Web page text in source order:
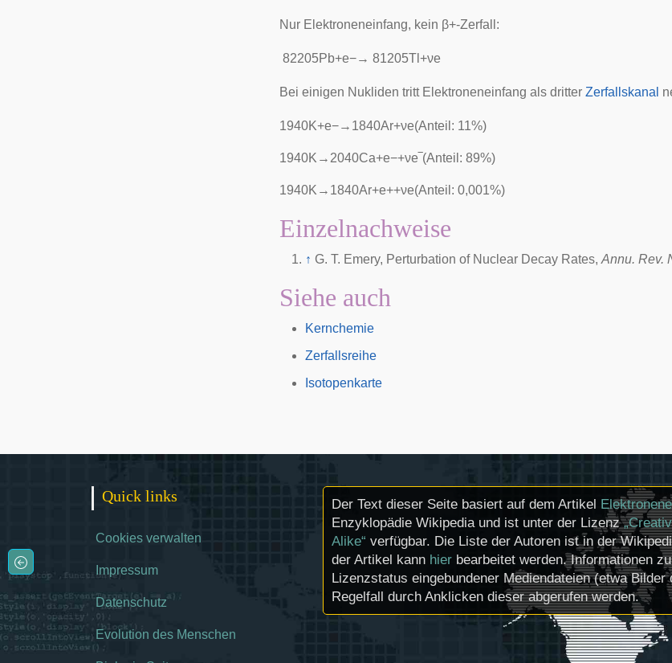
Nur Elektroneneinfang, kein β+-Zerfall:
82205Pb+e−→ 81205T +νe
Bei einigen Nukliden tritt Elektroneneinfang als dritter Zerfallskanal
1940K+e−→ 1840Ar+νe(Antei : 11%)
1940K → 2040Ca+e−+νe (Antei : 89%)
1940K → 1840Ar+e++νe(Antei : 0,001%)
Einzelnachweise
↑ G. T. Emery, Perturbation of Nuclear Decay Rates, Annu. Rev.
Siehe auch
Kernchemie
Zerfallsreihe
Isotopenkarte
Quick links
Cookies verwalten
Impressum
Datenschutz
Evolution des Menschen
Der Text dieser Seite basiert auf dem Artikel
Enzyklopädie Wikipedia und ist unter der Lizenz
Alike“ verfügbar. Die Liste der Autoren ist in der
der Artikel kann hier bearbeitet werden. Informationen
Lizenzstatus eingebundener Mediendateien (etwa Bilder
Regelfall durch Anklicken dieser abgerufen werden.